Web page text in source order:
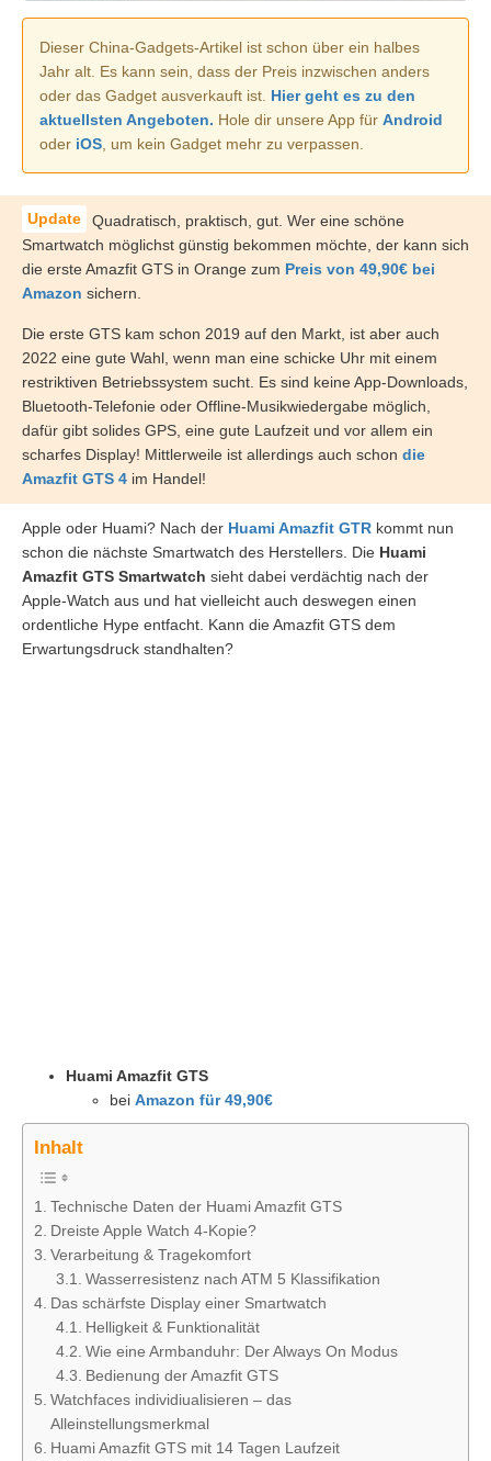
Dieser China-Gadgets-Artikel ist schon über ein halbes
Jahr alt. Es kann sein, dass der Preis inzwischen anders
oder das Gadget ausverkauft ist. Hier geht es zu den
aktuellsten Angeboten. Hole dir unsere App für Android
oder iOS , um kein Gadget mehr zu verpassen.
Quadratisch, praktisch, gut. Wer eine schöne
Smartwatch möglichst günstig bekommen möchte, der kann sich
die erste Amazfit GTS in Orange zum Preis von 49,90€ bei
Amazon sichern.
Die erste GTS kam schon 2019 auf den Markt, ist aber auch
2022 eine gute Wahl, wenn man eine schicke Uhr mit einem
restriktiven Betriebssystem sucht. Es sind keine App-Downloads,
Bluetooth-Telefonie oder Offline-Musikwiedergabe möglich,
dafür gibt solides GPS, eine gute Laufzeit und vor allem ein
scharfes Display! Mittlerweile ist allerdings auch schon die
Amazfit GTS 4 im Handel!
Apple oder Huami? Nach der Huami Amazfit GTR kommt nun
schon die nächste Smartwatch des Herstellers. Die Huami
Amazfit GTS Smartwatch sieht dabei verdächtig nach der
Apple-Watch aus und hat vielleicht auch deswegen einen
ordentliche Hype entfacht. Kann die Amazfit GTS dem
Erwartungsdruck standhalten?
Huami Amazfit GTS
bei Amazon für 49,90€
Inhalt
Technische Daten der Huami Amazfit GTS
Dreiste Apple Watch 4-Kopie?
Verarbeitung & Tragekomfort
Wasserresistenz nach ATM 5 Klassifikation
Das schärfste Display einer Smartwatch
Helligkeit & Funktionalität
Wie eine Armbanduhr: Der Always On Modus
Bedienung der Amazfit GTS
Watchfaces individiualisieren – das
Alleinstellungsmerkmal
Huami Amazfit GTS mit 14 Tagen Laufzeit